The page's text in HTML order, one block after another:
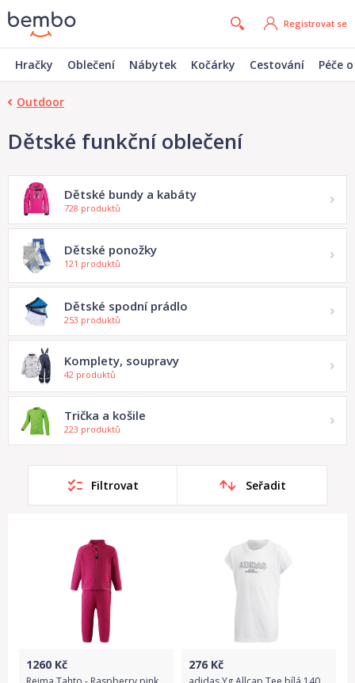
Registrovat se
Hračky Oblečení Nábytek Kočárky Cestování Péče
Outdoor
Dětské funkční oblečení
Dětské bundy a kabáty
728 produktů
Dětské ponožky
121 produktů
Dětské spodní prádlo
253 produktů
Komplety, soupravy
42 produktů
Trička a košile
223 produktů
Filtrovat Seřadit
1260 Kč 276 Kč